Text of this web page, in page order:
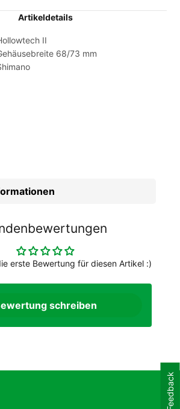
Artikeldetails
II
68/73 mm
erste Bewertung für diesen Artikel :)
schreiben
Feedback